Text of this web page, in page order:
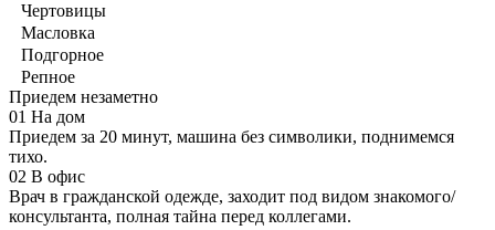
Чертовицы
Масловка
Подгорное
Репное
Приедем незаметно
01 На дом
Приедем за 20 минут, машина без символики, поднимемся
тихо.
02 В офис
Врач в гражданской одежде, заходит под видом знакомого/
консультанта, полная тайна перед коллегами.